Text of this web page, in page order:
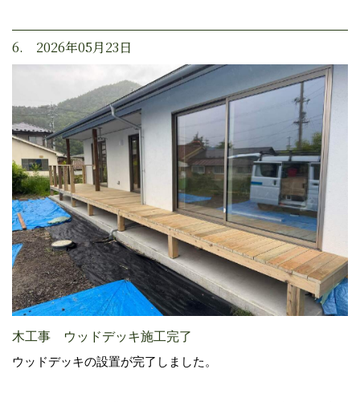
6. 2026年05月23日
木工事 ウッドデッキ施工完了
ウッドデッキの設置が完了しました。